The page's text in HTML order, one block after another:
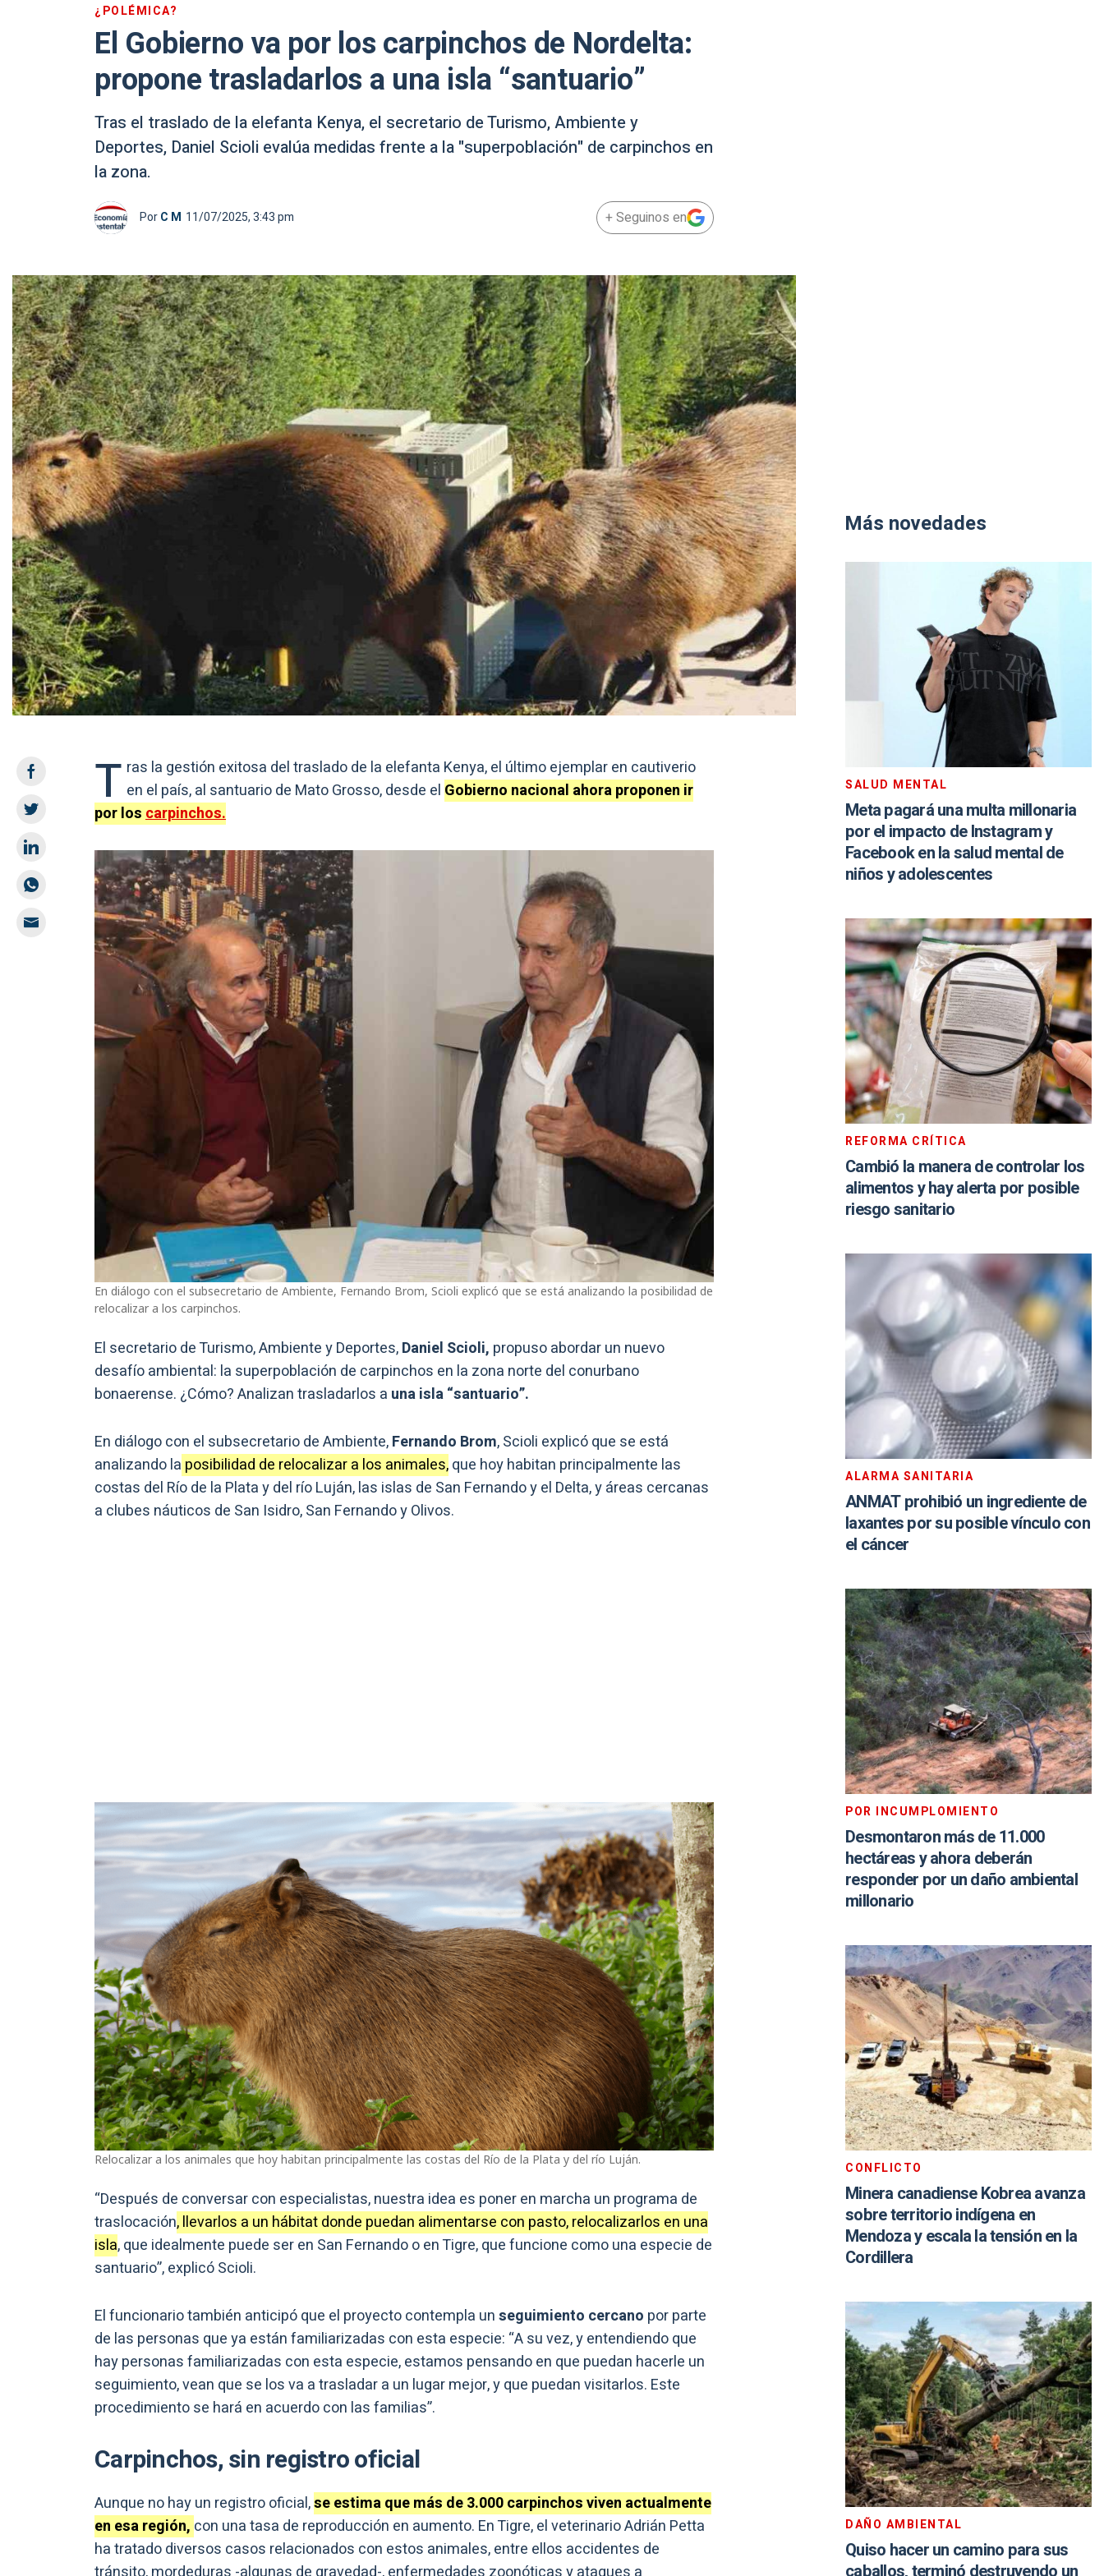
¿POLÉMICA?
El Gobierno va por los carpinchos de Nordelta:
propone trasladarlos a una isla “santuario”
Tras el traslado de la elefanta Kenya, el secretario de Turismo, Ambiente y
Deportes, Daniel Scioli evalúa medidas frente a la "superpoblación" de carpinchos en
la zona.
PorC M 11/07/2025, 3:43 pm + Seguinos en
T ras la gestión exitosa del traslado de la elefanta Kenya, el último ejemplar en cautiverio
en el país, al santuario de Mato Grosso, desde el Gobierno nacional ahora proponen ir
por loscarpinchos.
En diálogo con el subsecretario de Ambiente, Fernando Brom, Scioli explicó que se está analizando la posibilidad de
relocalizar a los carpinchos.
El secretario de Turismo, Ambiente y Deportes,Daniel Scioli, propuso abordar un nuevo
desafío ambiental: la superpoblación de carpinchos en la zona norte del conurbano
bonaerense. ¿Cómo? Analizan trasladarlos a una isla “santuario”.
En diálogo con el subsecretario de Ambiente,Fernando Brom, Scioli explicó que se está
analizando la posibilidad de relocalizar a los animales,que hoy habitan principalmente las
costas del Río de la Plata y del río Luján, las islas de San Fernando y el Delta, y áreas cercanas
a clubes náuticos de San Isidro, San Fernando y Olivos.
Relocalizar a los animales que hoy habitan principalmente las costas del Río de la Plata y del río Luján.
“Después de conversar con especialistas, nuestra idea es poner en marcha un programa de
traslocación, llevarlos a un hábitat donde puedan alimentarse con pasto, relocalizarlos en una
isla, que idealmente puede ser en San Fernando o en Tigre, que funcione como una especie de
santuario”, explicó Scioli.
El funcionario también anticipó que el proyecto contempla unseguimiento cercano por parte
de las personas que ya están familiarizadas con esta especie: “A su vez, y entendiendo que
hay personas familiarizadas con esta especie, estamos pensando en que puedan hacerle un
seguimiento, vean que se los va a trasladar a un lugar mejor, y que puedan visitarlos. Este
procedimiento se hará en acuerdo con las familias”.
Carpinchos, sin registro oficial
Aunque no hay un registro oficial,se estima que más de 3.000 carpinchos viven actualmente
en esa región, con una tasa de reproducción en aumento. En Tigre, el veterinario Adrián Petta
ha tratado diversos casos relacionados con estos animales, entre ellos accidentes de
Más novedades
SALUD MENTAL
Meta pagará una multa millonaria
por el impacto de Instagram y
Facebook en la salud mental de
niños y adolescentes
REFORMA CRÍTICA
Cambió la manera de controlar los
alimentos y hay alerta por posible
riesgo sanitario
ALARMA SANITARIA
ANMAT prohibió un ingrediente de
laxantes por su posible vínculo con
el cáncer
POR INCUMPLOMIENTO
Desmontaron más de 11.000
hectáreas y ahora deberán
responder por un daño ambiental
millonario
CONFLICTO
Minera canadiense Kobrea avanza
sobre territorio indígena en
Mendoza y escala la tensión en la
Cordillera
DAÑO AMBIENTAL
Quiso hacer un camino para sus